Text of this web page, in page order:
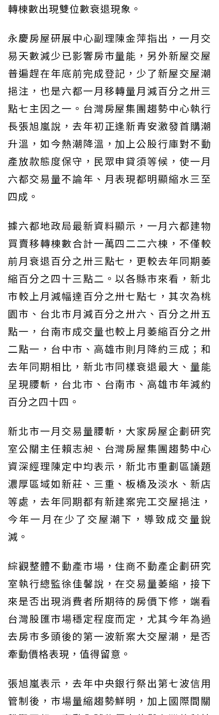
轉棟數出現雙位數衰退現象。
永慶房屋研展中心副理陳金萍指出，一月交
易天數減少已影響房市量能，另外新屋交屋
普遍趕在年底前完成登記，少了新屋交屋潮
挹注，也是六都一月移轉量月減百分之卅三
點七主因之一。台灣房屋集團趨勢中心執行
長張旭嵐說，去年初正逢新青安激發首購潮
升溫，如今熱潮降溫，加上公股行庫對不動
產放款態度保守，民眾申貸須等候，使一月
六都交易量不論年、月表現都明顯縮水三至
四成。
據六都地政局最新資料顯示，一月六都建物
買賣移轉棟數合計一萬四二二六棟，不僅較
前月衰退百分之卅三點七，更較去年同期萎
縮百分之四十三點二。以各縣市來看，新北
市較上月減幅達百分之卅七點七，其次為桃
園市、台北市月減百分之卅六、百分之卅五
點一，台南市成交量也較上月萎縮百分之卅
二點一，台中市、高雄市則月降約三成；和
去年同期相比，新北市同樣衰退最大、量能
呈現腰斬，台北市、台南市、高雄市年減約
百分之四十四。
新北市一月交易量腰斬，大家房屋企劃研究
室公關主任賴志昶、台灣房屋集團趨勢中心
資深經理陳定中均表示，新北市重劃區議題
濃厚區域如新莊、三重、板橋及淡水、新店
等處，去年同期都有新建案完工交屋挹注，
今年一月在少了交屋潮下，導致成交量銳
減。
綜觀整體不動產市場，住商不動產企劃研究
室執行總監徐佳馨說，在交易量萎縮，接下
來是否出現消費者所期待的房價下修，端看
台灣股匯市場穩定程度而定，尤其今年為過
去房市多頭後的第一波新案大交屋潮，是否
牽動價格表現，值得留意。
張旭嵐表示，去年中央銀行祭出第七波信用
管制後，市場量縮趨勢鮮明，加上國際間關